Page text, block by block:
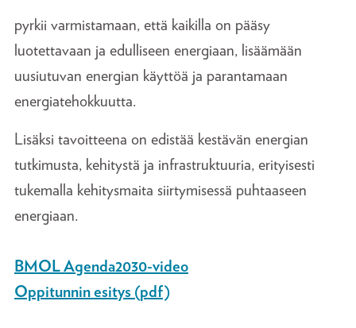
pyrkii varmistamaan, että kaikilla on pääsy
luotettavaan ja edulliseen energiaan, lisäämään
uusiutuvan energian käyttöä ja parantamaan
energiatehokkuutta.
Lisäksi tavoitteena on edistää kestävän energian
tutkimusta, kehitystä ja infrastruktuuria, erityisesti
tukemalla kehitysmaita siirtymisessä puhtaaseen
energiaan.
BMOL Agenda2030-video
Oppitunnin esitys (pdf)